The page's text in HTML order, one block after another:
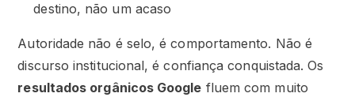
destino, não um acaso
Autoridade não é selo, é comportamento. Não é
discurso institucional, é confiança conquistada. Os
resultados orgânicos Google fluem com muito